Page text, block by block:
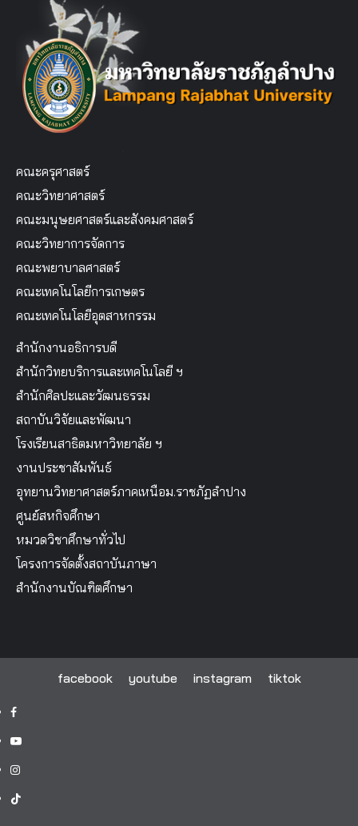
คณะครุศาสตร์
คณะวิทยาศาสตร์
คณะมนุษยศาสตร์และสังคมศาสตร์
คณะวิทยาการจัดการ
คณะพยาบาลศาสตร์
คณะเทคโนโลยีการเกษตร
คณะเทคโนโลยีอุตสาหกรรม
สำนักงานอธิการบดี
สำนักวิทยบริการและเทคโนโลยี ฯ
สำนักศิลปะและวัฒนธรรม
สถาบันวิจัยและพัฒนา
โรงเรียนสาธิตมหาวิทยาลัย ฯ
งานประชาสัมพันธ์
อุทยานวิทยาศาสตร์ภาคเหนือม.ราชภัฏลำปาง
ศูนย์สหกิจศึกษา
หมวดวิชาศึกษาทั่วไป
โครงการจัดตั้งสถาบันภาษา
สำนักงานบัณฑิตศึกษา
facebook youtube instagram tiktok
facebook
youtube
instagram
tiktok